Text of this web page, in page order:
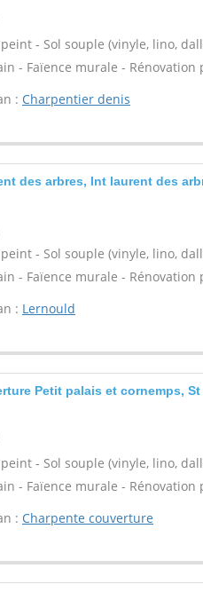
- Sol souple (vinyle, lino,
- Faïence murale -
: Charpentier denis
des arbres, Int laurent des
- Sol souple (vinyle, lino,
- Faïence murale -
: Lernould
Petit palais et cornemps,
- Sol souple (vinyle, lino,
- Faïence murale -
: Charpente couverture